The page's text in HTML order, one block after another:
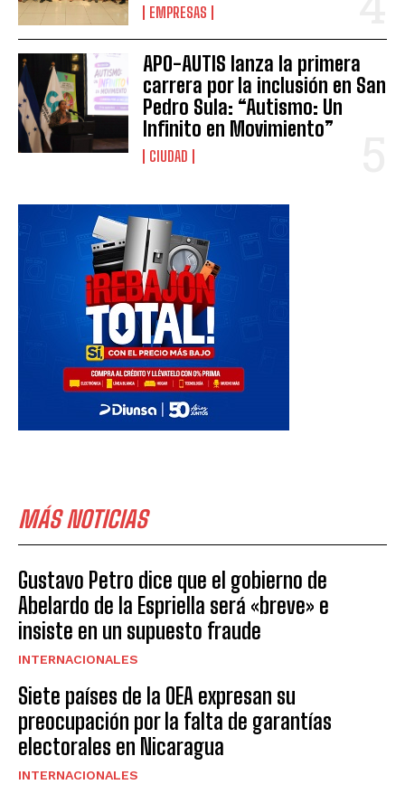
EMPRESAS
APO-AUTIS lanza la primera
carrera por la inclusión en San
Pedro Sula: “Autismo: Un
Infinito en Movimiento”
CIUDAD
MÁS NOTICIAS
Gustavo Petro dice que el gobierno de
Abelardo de la Espriella será «breve» e
insiste en un supuesto fraude
INTERNACIONALES
Siete países de la OEA expresan su
preocupación por la falta de garantías
electorales en Nicaragua
INTERNACIONALES